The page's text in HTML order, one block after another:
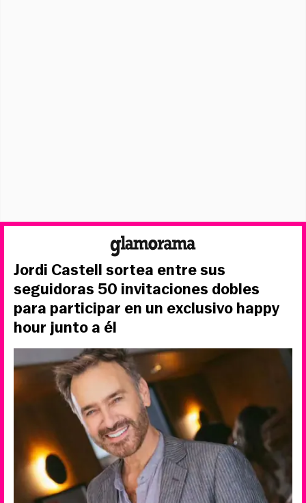
Jordi Castell sortea entre sus
seguidoras 50 invitaciones dobles
para participar en un exclusivo happy
hour junto a él